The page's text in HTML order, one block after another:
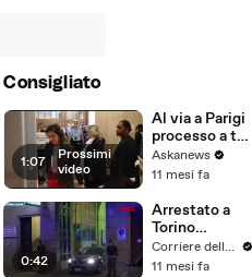
Consigliato
1:07 | Prossimi
video
Al via a Parigi
processo a tre
donne
accusate di
all'Isis
Askanews
11 mesi fa
0:42
Arrestato a
Torino
tunisino
40enne che
Corriere della Sera
11 mesi fa